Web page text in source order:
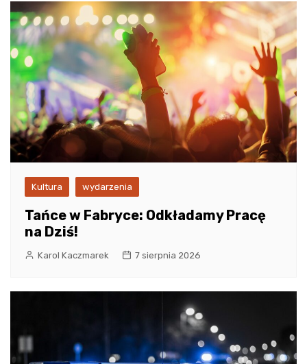
Kultura wydarzenia
Tańce w Fabryce: Odkładamy Pracę
na Dziś!
Karol Kaczmarek 7 sierpnia 2026